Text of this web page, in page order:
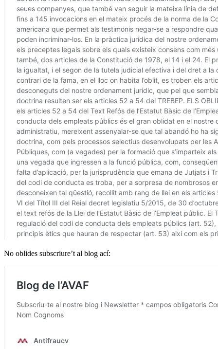
No oblides subscriure’t al blog ací: